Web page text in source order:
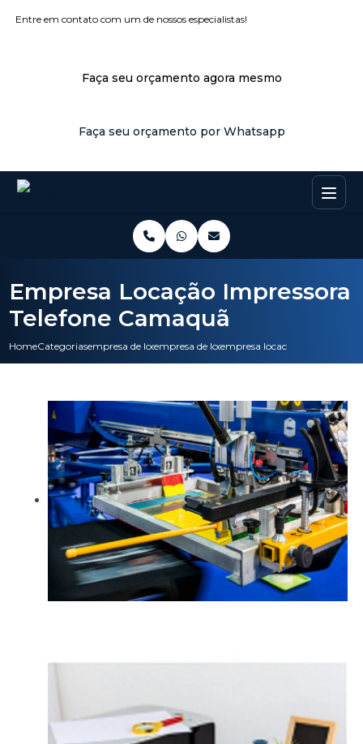
Entre em contato com um de nossos especialistas!
Faça seu orçamento agora mesmo
Faça seu orçamento por Whatsapp
HomeCategoriasempresa de locacao de impressoras
empresa de locacao de impressora laser
empresa locacao impressora
Empresa Locação Impressora
Telefone Camaquã